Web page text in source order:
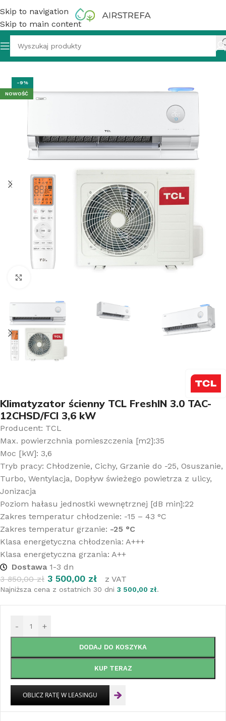
Skip to navigation
Skip to main content
ścienny TCL FreshIN 3.0 TAC-12CHSD/FCI 3,6 kW
-9%
NOWOŚĆ
Klimatyzator ścienny TCL FreshIN 3.0 TAC-
12CHSD/FCI 3,6 kW
Producent: TCL
Max. powierzchnia pomieszczenia [m2]:35
Moc [kW]: 3,6
Tryb pracy: Chłodzenie, Cichy, Grzanie do -25, Osuszanie,
Turbo, Wentylacja, Dopływ świeżego powietrza z ulicy,
Jonizacja
Poziom hałasu jednostki wewnętrznej [dB min]:22
Zakres temperatur chłodzenie: -15 – 43 °C
Zakres temperatur grzanie: -25 °C
Klasa energetyczna chłodzenia: A+++
Klasa energetyczna grzania: A++
Dostawa1-3 dn
3 850,00zł 3 500,00 zł z VAT
Najniższa cena z ostatnich 30 dni 3 500,00 zł.
- +
DODAJ DO KOSZYKA
KUP TERAZ